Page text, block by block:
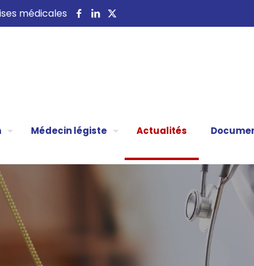
médicales
Médecin légiste Actualités